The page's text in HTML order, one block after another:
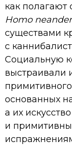
как
Homo
существами
с
Социальную
выстраивали
основанных
а их
и